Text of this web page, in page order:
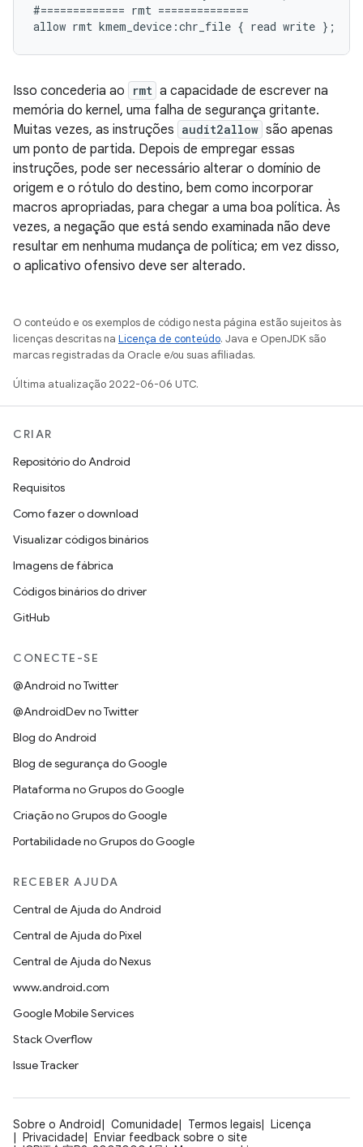
#============= rmt ==============
Isso concederia ao rmt a capacidade de escrever na
memória do kernel, uma falha de segurança gritante.
Muitas vezes, as instruções audit2allow são apenas
um ponto de partida. Depois de empregar essas
instruções, pode ser necessário alterar o domínio de
origem e o rótulo do destino, bem como incorporar
macros apropriadas, para chegar a uma boa política. Às
vezes, a negação que está sendo examinada não deve
resultar em nenhuma mudança de política; em vez disso,
o aplicativo ofensivo deve ser alterado.
O conteúdo e os exemplos de código nesta página estão sujeitos às
licenças descritas na Licença de conteúdo. Java e OpenJDK são
marcas registradas da Oracle e/ou suas afiliadas.
Última atualização 2022-06-06 UTC.
CRIAR
Repositório do Android
Requisitos
Como fazer o download
Visualizar códigos binários
Imagens de fábrica
Códigos binários do driver
GitHub
CONECTE-SE
@Android no Twitter
@AndroidDev no Twitter
Blog do Android
Blog de segurança do Google
Plataforma no Grupos do Google
Criação no Grupos do Google
Portabilidade no Grupos do Google
RECEBER AJUDA
Central de Ajuda do Android
Central de Ajuda do Pixel
Central de Ajuda do Nexus
www.android.com
Google Mobile Services
Stack Overflow
Issue Tracker
Sobre o Android Comunidade Termos legais
Licença
Privacidade
Enviar feedback sobre o site